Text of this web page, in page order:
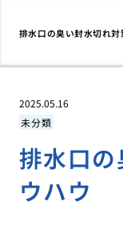
排水口の臭い封水切れ対
2025.05.16
未分類
排水口の
ウハウ